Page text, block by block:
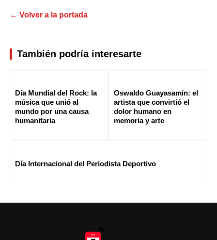
← Volver a la portada
También podría interesarte
Día Mundial del Rock: la
música que unió al
mundo por una causa
humanitaria
Oswaldo Guayasamín: el
artista que convirtió el
dolor humano en
memoria y arte
Día Internacional del Periodista Deportivo